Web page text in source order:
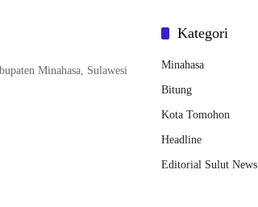
Minahasa, Sulawesi
Kategori
Minahasa
Bitung
Kota Tomohon
Headline
Editorial Sulut News